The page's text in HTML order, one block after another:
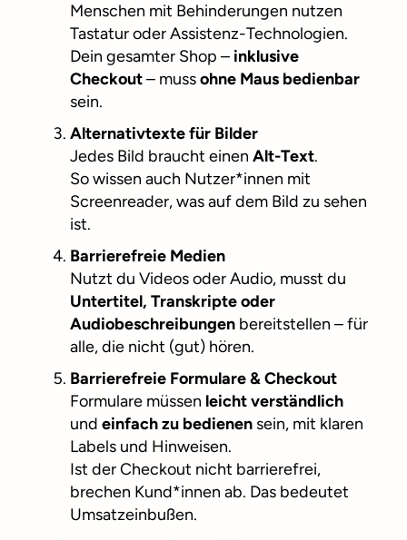
Menschen mit Behinderungen nutzen
Tastatur oder Assistenz-Technologien.
Dein gesamter Shop – inklusive
Checkout– mussohne Maus bedienbar
sein.
Alternativtexte für Bilder
Jedes Bild braucht einen Alt-Text.
So wissen auch Nutzer*innen mit
Screenreader, was auf dem Bild zu sehen
ist.
Barrierefreie Medien
Nutzt du Videos oder Audio, musst du
Untertitel, Transkripte oder
Audiobeschreibungen bereitstellen – für
alle, die nicht (gut) hören.
Barrierefreie Formulare & Checkout
Formulare müssen leicht verständlich
und einfach zu bedienen sein, mit klaren
Labels und Hinweisen.
Ist der Checkout nicht barrierefrei,
brechen Kund*innen ab. Das bedeutet
Umsatzeinbußen.